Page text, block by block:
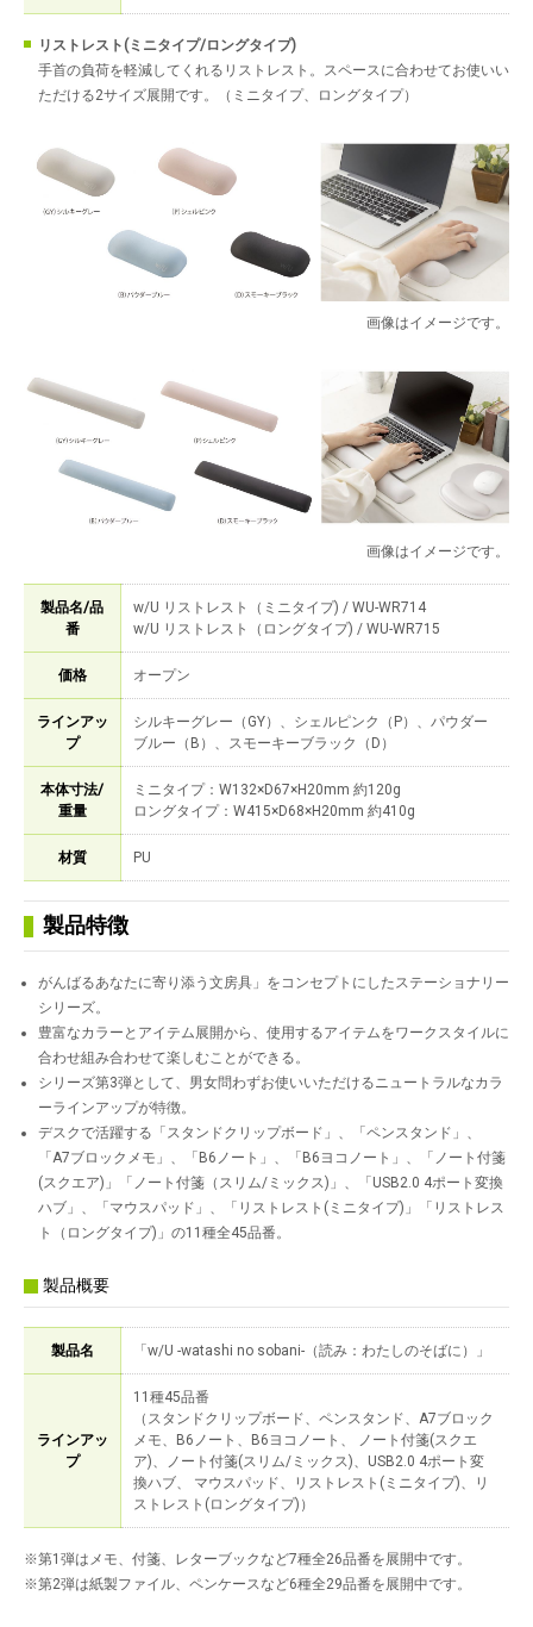
リストレスト(ミニタイプ/ロングタイプ)
手首の負荷を軽減してくれるリストレスト。スペースに合わせてお使いい
ただける2サイズ展開です。（ミニタイプ、ロングタイプ）
画像はイメージです。
画像はイメージです。
製品名/品
番
w/U リストレスト（ミニタイプ) / WU-WR714
w/U リストレスト（ロングタイプ) / WU-WR715
価格 オープン
ラインアッ
プ
シルキーグレー（GY）、シェルピンク（P）、パウダー
ブルー（B）、スモーキーブラック（D）
本体寸法/
重量
ミニタイプ：W132×D67×H20mm 約120g
ロングタイプ：W415×D68×H20mm 約410g
材質 PU
製品特徴
がんばるあなたに寄り添う文房具」をコンセプトにしたステーショナリー
シリーズ。
豊富なカラーとアイテム展開から、使用するアイテムをワークスタイルに
合わせ組み合わせて楽しむことができる。
シリーズ第3弾として、男女問わずお使いいただけるニュートラルなカラ
ーラインアップが特徴。
デスクで活躍する「スタンドクリップボード」、「ペンスタンド」、
「A7ブロックメモ」、「B6ノート」、「B6ヨコノート」、「ノート付箋
(スクエア)」「ノート付箋（スリム/ミックス)」、「USB2.0 4ポート変換
ハブ」、「マウスパッド」、「リストレスト(ミニタイプ)」「リストレス
ト（ロングタイプ)」の11種全45品番。
製品概要
製品名 「w/U -watashi no sobani-（読み：わたしのそばに）」
ラインアッ
プ
11種45品番
（スタンドクリップボード、ペンスタンド、A7ブロック
メモ、B6ノート、B6ヨコノート、 ノート付箋(スクエ
ア)、ノート付箋(スリム/ミックス)、USB2.0 4ポート変
換ハブ、 マウスパッド、リストレスト(ミニタイプ)、リ
ストレスト(ロングタイプ)）
※第1弾はメモ、付箋、レターブックなど7種全26品番を展開中です。
※第2弾は紙製ファイル、ペンケースなど6種全29品番を展開中です。